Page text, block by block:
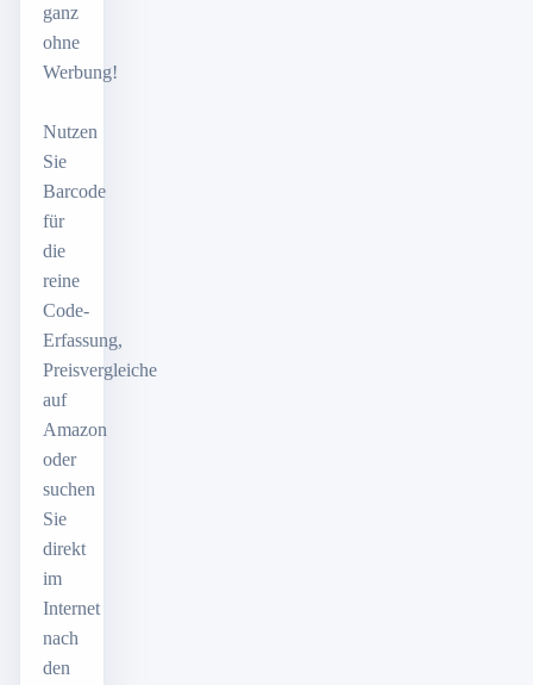
ganz
ohne
Werbung!
Nutzen
Sie
Barcode
für
die
reine
Code-
Erfassung,
Preisvergleiche
auf
Amazon
oder
suchen
Sie
direkt
im
Internet
nach
den